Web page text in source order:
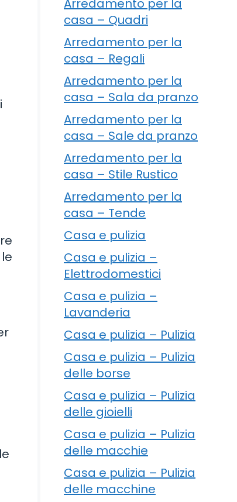
Arredamento per la
casa – Quadri
Arredamento per la
casa – Regali
Arredamento per la
casa – Sala da pranzo
Arredamento per la
casa – Sale da pranzo
Arredamento per la
casa – Stile Rustico
Arredamento per la
casa – Tende
Casa e pulizia
Casa e pulizia –
Elettrodomestici
Casa e pulizia –
Lavanderia
Casa e pulizia – Pulizia
Casa e pulizia – Pulizia
delle borse
Casa e pulizia – Pulizia
delle gioielli
Casa e pulizia – Pulizia
delle macchie
Casa e pulizia – Pulizia
delle macchine